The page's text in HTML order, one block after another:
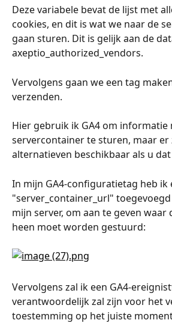
Deze variabele bevat de lijst met
cookies, en dit is wat we naar de
gaan sturen. Dit is gelijk aan de
axeptio_authorized_vendors.
Vervolgens gaan we een tag
verzenden.
Hier gebruik ik GA4 om informatie
servercontainer te sturen, maar er
alternatieven beschikbaar als u
In mijn GA4-configuratietag heb ik
"server_container_url" toegevoegd
mijn server, om aan te geven
heen moet worden gestuurd:
Vervolgens zal ik een GA4-
verantwoordelijk zal zijn voor het
toestemming op het juiste